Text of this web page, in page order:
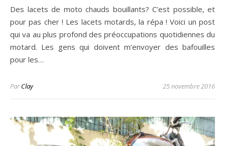
Des lacets de moto chauds bouillants? C’est possible, et
pour pas cher ! Les lacets motards, la répa ! Voici un post
qui va au plus profond des préoccupations quotidiennes du
motard. Les gens qui doivent m’envoyer des bafouilles
pour les…
ParClay 25 novembre 2016